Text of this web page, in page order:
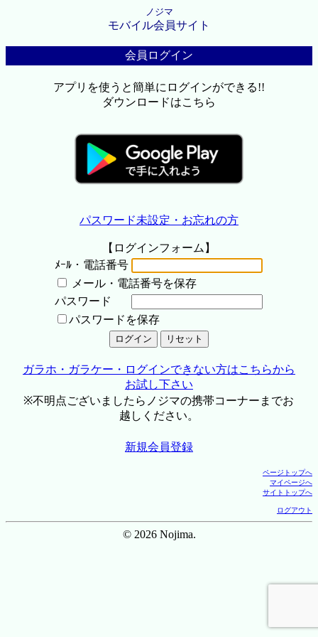
ノジマ
モバイル会員サイト
会員ログイン
アプリを使うと簡単にログインができる!!
ダウンロードはこちら
パスワード未設定・お忘れの方
【ログインフォーム】
ﾒｰﾙ・電話番号
メール・電話番号を保存
パスワード
パスワードを保存
ガラホ・ガラケー・ログインできない方はこちらから
お試し下さい
※不明点ございましたらノジマの携帯コーナーまでお
越しください。
新規会員登録
ページトップへ
マイページへ
サイトトップへ
ログアウト
© 2026 Nojima.